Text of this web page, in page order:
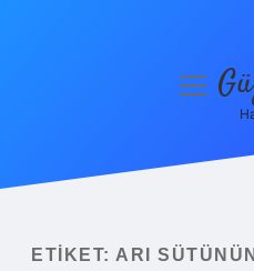
Yasal Uyarı
menüyü
ETIKET: ARI